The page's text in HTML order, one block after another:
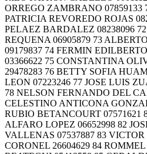
ORREGO ZAMBRANO
PATRICIA REVOREDO ROJAS
PELAEZ BARDALEZ 08238096
REQUENA 06905879 73
09179837 74 FERMIN
03366622 75 CONSTANTINA
29478283 76 BETTY SOFIA
LEON 07223246 77 JOSE LUIS
78 NELSON FERNANDO DEL
CELESTINO ANTICONA
RUBIO BETANCOURT 07571621
ALFARO LOPEZ 06652998 82
VALLENAS 07537887 83
CORONEL 26604629 84